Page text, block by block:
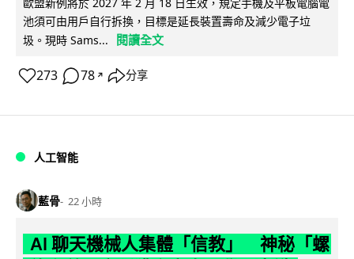
池須可由用戶自行拆換，目標是延長裝置壽命及減少電子垃
圾。現時 Sams...
閱讀全文
273 78 ↗ 分享
人工智能
藍骨 22 小時
AI 聊天機械人集體「信教」 神秘「螺